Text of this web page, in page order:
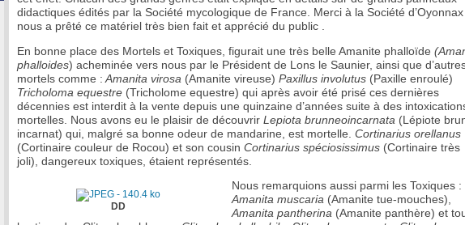
didactiques édités par la Société mycologique de France. Merci à la Société
nous a prêté ce matériel très bien fait et apprécié du public .
En bonne place des Mortels et Toxiques, figurait une très belle Amanite phalloïde
phalloides) acheminée vers nous par le Président de Lons le Saunier, ainsi que
mortels comme : Amanita virosa (Amanite vireuse) Paxillus involutus (Paxille enroulé)
Tricholoma equestre (Tricholome equestre) qui après avoir été prisé ces dernières
décennies est interdit à la vente depuis une quinzaine d’années suite à des
mortelles. Nous avons eu le plaisir de découvrir Lepiota brunneoincarnata (Lépiote
incarnat) qui, malgré sa bonne odeur de mandarine, est mortelle. Cortinarius orellanus
(Cortinaire couleur de Rocou) et son cousin Cortinarius spéciosissimus(Cortinaire très
joli), dangereux toxiques, étaient représentés.
DD
Nous remarquions aussi parmi les Toxiques :
Amanita muscaria(Amanite tue-mouches),
Amanita pantherina(Amanite panthère) et